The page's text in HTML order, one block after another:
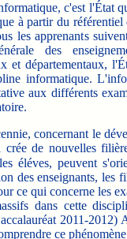
c'est l'État
à partir du
les apprenants
des
et départementaux,
informatique.
aux différents
concernant le
crée de nouvelles
les éléves, peuvent
des enseignants,
ce qui concerne les
dans cette
2011-2012)
ce